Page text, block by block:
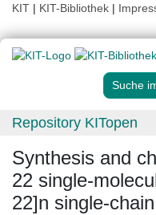
KIT | KIT-Bibliothek |
Suche
Repository KITopen
Synthesis and
22 single-
22]n single-